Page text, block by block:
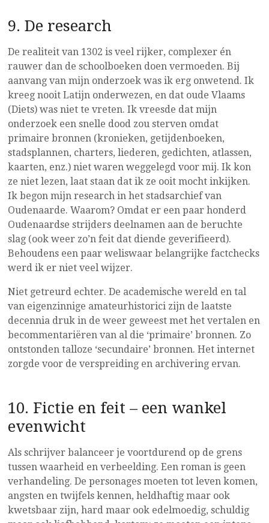
9. De research
De realiteit van 1302 is veel rijker, complexer én
rauwer dan de schoolboeken doen vermoeden. Bij
aanvang van mijn onderzoek was ik erg onwetend. Ik
kreeg nooit Latijn onderwezen, en dat oude Vlaams
(Diets) was niet te vreten. Ik vreesde dat mijn
onderzoek een snelle dood zou sterven omdat
primaire bronnen (kronieken, getijdenboeken,
stadsplannen, charters, liederen, gedichten, atlassen,
kaarten, enz.) niet waren weggelegd voor mij. Ik kon
ze niet lezen, laat staan dat ik ze ooit mocht inkijken.
Ik begon mijn research in het stadsarchief van
Oudenaarde. Waarom? Omdat er een paar honderd
Oudenaardse strijders deelnamen aan de beruchte
slag (ook weer zo’n feit dat diende geverifieerd).
Behoudens een paar weliswaar belangrijke factchecks
werd ik er niet veel wijzer.
Niet getreurd echter. De academische wereld en tal
van eigenzinnige amateurhistorici zijn de laatste
decennia druk in de weer geweest met het vertalen en
becommentariëren van al die ‘primaire’ bronnen. Zo
ontstonden talloze ‘secundaire’ bronnen. Het internet
zorgde voor de verspreiding en archivering ervan.
10. Fictie en feit – een wankel
evenwicht
Als schrijver balanceer je voortdurend op de grens
tussen waarheid en verbeelding. Een roman is geen
verhandeling. De personages moeten tot leven komen,
angsten en twijfels kennen, heldhaftig maar ook
kwetsbaar zijn, hard maar ook edelmoedig, schuldig